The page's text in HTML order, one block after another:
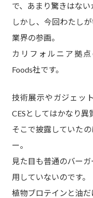
で、あまり驚きはない
しかし、今回わたし
業界の参画。
カリフォルニア拠
Foods社です。
技術展示やガジェッ
CESとしてはかなり異
そこで披露していた
ー。
見た目も普通のバー
用していないのです。
植物ブロテインと油